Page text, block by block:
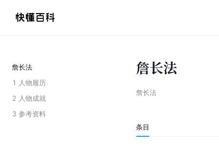
詹长法
1 人物履历
2 人物成就
3 参考资料
詹长法
詹长法
条目